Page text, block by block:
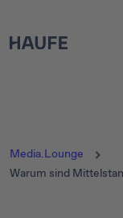
Media.Lounge
Warum sind